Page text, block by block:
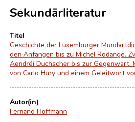
Sekundärliteratur
Titel
Geschichte der Luxemburger
den Anfängen bis zu Michel Rodange.
Aendréi Duchscher bis zur Gegenwart.
von Carlo Hury und einem Geleitwort
Autor(in)
Fernand Hoffmann